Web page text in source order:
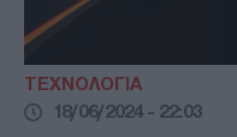
ΤΕΧΝΟΛΟΓΙΑ
18/06/2024 - 22:03